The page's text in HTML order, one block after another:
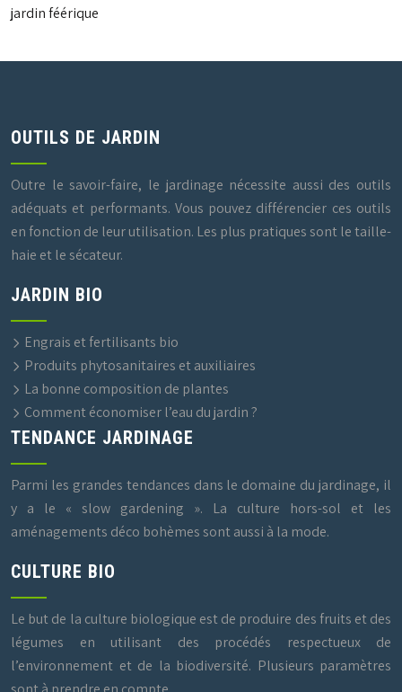
jardin féérique
OUTILS DE JARDIN
Outre le savoir-faire, le jardinage nécessite aussi des outils
adéquats et performants. Vous pouvez différencier ces outils
en fonction de leur utilisation. Les plus pratiques sont le taille-
haie et le sécateur.
JARDIN BIO
Engrais et fertilisants bio
Produits phytosanitaires et auxiliaires
La bonne composition de plantes
Comment économiser l’eau du jardin ?
TENDANCE JARDINAGE
Parmi les grandes tendances dans le domaine du jardinage, il
y a le « slow gardening ». La culture hors-sol et les
aménagements déco bohèmes sont aussi à la mode.
CULTURE BIO
Le but de la culture biologique est de produire des fruits et des
légumes en utilisant des procédés respectueux de
l’environnement et de la biodiversité. Plusieurs paramètres